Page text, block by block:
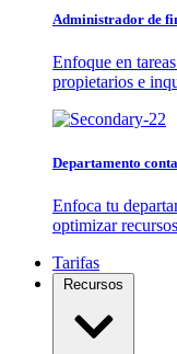
Administrador de
Enfoque en
propietarios e
Departamento
Enfoca tu
optimizar recursos
Tarifas
Recursos